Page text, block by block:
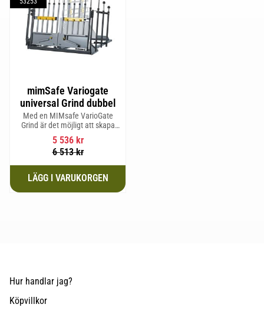
mimSafe Variogate
universal Grind dubbel
Med en MIMsafe VarioGate
Grind är det möjligt att skapa
ett inhägnat område i hela
bagageutrymmet som kan
användas för transport av
5 536kr
6 513kr
Hur handlar jag?
Köpvillkor